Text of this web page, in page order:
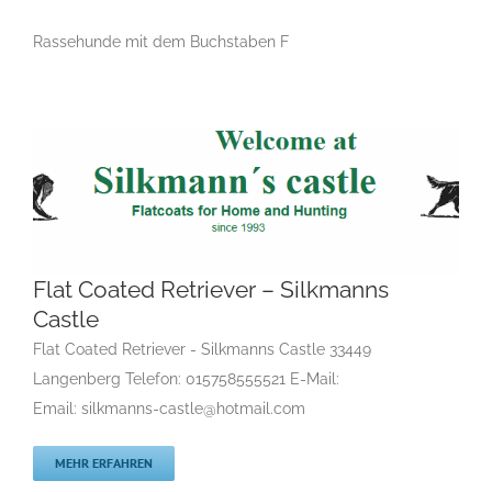
Rassehunde mit dem Buchstaben F
Flat Coated Retriever – Silkmanns Castle
F Gruppe 8 Gruppe 8-Sektion 1 Gruppe 8-Sektion 1 Züchter
Flatcoated Retriever Gruppe 8-Sektion 1-Flatcoated
Retriever
Landesgruppe Retriever
Flat Coated Retriever – Silkmanns
Castle
Flat Coated Retriever - Silkmanns Castle 33449
Langenberg Telefon: 015758555521 E-Mail:
Email: silkmanns-castle@hotmail.com
MEHR ERFAHREN